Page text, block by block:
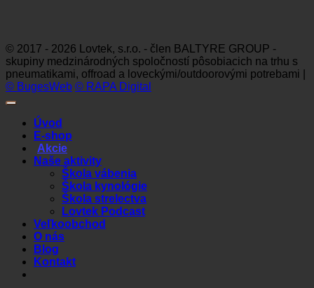
© 2017 - 2026 Lovtek, s.r.o. - člen BALTYRE GROUP -
skupiny medzinárodných spoločností pôsobiacich na trhu s
pneumatikami, offroad a loveckými/outdoorovými potrebami |
© BugesWeb © RAPA Digital
Úvod
E-shop
Akcie
Naše aktivity
Škola vábenia
Škola kynológie
Škola strelectva
Lovtek Podcast
Veľkoobchod
O nás
Blog
Kontakt